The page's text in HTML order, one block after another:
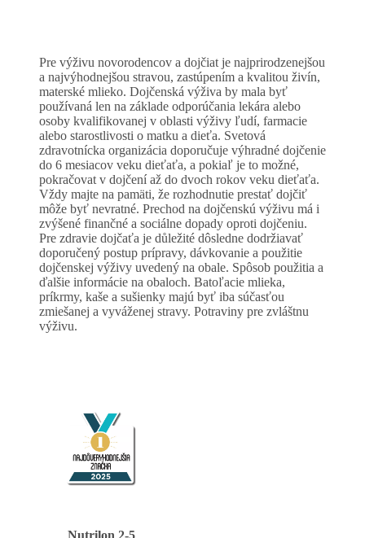
Pre výživu novorodencov a dojčiat je najprirodzenejšou
a najvýhodnejšou stravou, zastúpením a kvalitou živín,
materské mlieko. Dojčenská výživa by mala byť
používaná len na základe odporúčania lekára alebo
osoby kvalifikovanej v oblasti výživy ľudí, farmacie
alebo starostlivosti o matku a dieťa. Svetová
zdravotnícka organizácia doporučuje výhradné dojčenie
do 6 mesiacov veku dieťaťa, a pokiaľ je to možné,
pokračovat v dojčení až do dvoch rokov veku dieťaťa.
Vždy majte na pamäti, že rozhodnutie prestať dojčiť
môže byť nevratné. Prechod na dojčenskú výživu má i
zvýšené finančné a sociálne dopady oproti dojčeniu.
Pre zdravie dojčaťa je důležité dôsledne dodržiavať
doporučený postup prípravy, dávkovanie a použitie
dojčenskej výživy uvedený na obale. Spôsob použitia a
ďalšie informácie na obaloch. Batoľacie mlieka,
príkrmy, kaše a sušienky majú byť iba súčasťou
zmiešanej a vyváženej stravy. Potraviny pre zvláštnu
výživu.
Nutrilon 2-5